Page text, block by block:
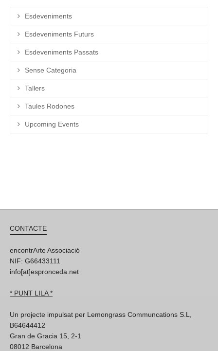
Esdeveniments
Esdeveniments Futurs
Esdeveniments Passats
Sense Categoria
Tallers
Taules Rodones
Upcoming Events
CONTACTE
encontrArte Associació
NIF: G66433111
info[at]espronceda.net
* PUNT LILA *
Un projecte impulsat per Lemongrass Communcations S.L,
B64644412
Gran de Gracia 15, 2-1
08012 Barcelona